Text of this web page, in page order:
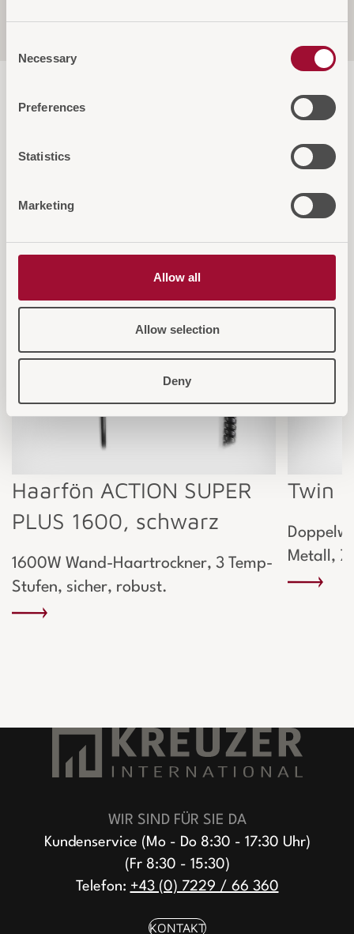
Selection
Necessary
Preferences
Statistics
Marketing
Allow all
Allow selection
Deny
interessieren
Haarfön ACTION SUPER
PLUS 1600, schwarz
1600W Wand-Haartrockner, 3 Temp-
Stufen, sicher, robust.
Twin
Metall, 7
WIR SIND FÜR SIE DA
Kundenservice (Mo - Do 8:30 - 17:30 Uhr)
(Fr 8:30 - 15:30)
Telefon: +43 (0) 7229 / 66 360
KONTAKT